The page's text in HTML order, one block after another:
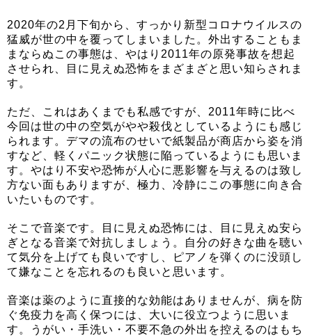
2020年の2月下旬から、すっかり新型コロナウイルスの
猛威が世の中を覆ってしまいました。外出することもま
まならぬこの事態は、やはり2011年の原発事故を想起
させられ、目に見えぬ恐怖をまざまざと思い知らされま
す。
ただ、これはあくまでも私感ですが、2011年時に比べ
今回は世の中の空気がやや殺伐としているようにも感じ
られます。デマの流布のせいで紙製品が商店から姿を消
すなど、軽くパニック状態に陥っているようにも思いま
す。やはり不安や恐怖が人心に悪影響を与えるのは致し
方ない面もありますが、極力、冷静にこの事態に向き合
いたいものです。
そこで音楽です。目に見えぬ恐怖には、目に見えぬ安ら
ぎとなる音楽で対抗しましょう。自分の好きな曲を聴い
て気分を上げても良いですし、ピアノを弾くのに没頭し
て嫌なことを忘れるのも良いと思います。
音楽は薬のように直接的な効能はありませんが、病を防
ぐ免疫力を高く保つには、大いに役立つように思いま
す。うがい・手洗い・不要不急の外出を控えるのはもち